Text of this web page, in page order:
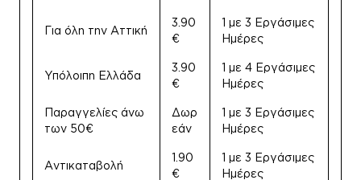
Για όλη την Αττική
3.90
€
1 με 3 Εργάσιμες
Ημέρες
Υπόλοιπη Ελλάδα
3.90
€
1 με 4 Εργάσιμες
Ημέρες
Παραγγελίες άνω
των 50€
Δωρ
εάν
1 με 3 Εργάσιμες
Ημέρες
Αντικαταβολή
1.90
€
1 με 3 Εργάσιμες
Ημέρες